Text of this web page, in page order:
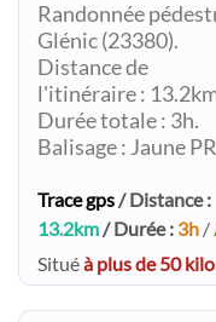
Randonnée
Glénic (23380).
Distance de
l'itinéraire :
Durée totale : 3h.
Balisage : Jaune
Trace gps/ Distance :
13.2km/ Durée : 3h /
Situéà plus de 50